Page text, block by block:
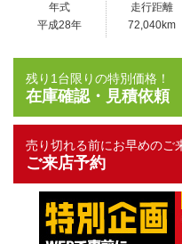
年式
平成28年
走行距離
72,040km
残り1台限りの特別価格！
在庫確認・見積依頼
売り切れる前にお早めのご
ご来店予約